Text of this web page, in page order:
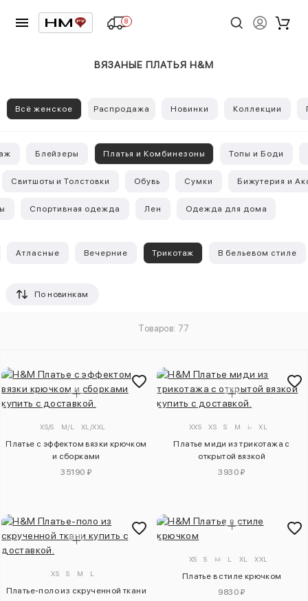
8
ВЯЗАНЫЕ ПЛАТЬЯ H&M
Всё женское Распродажа Новинки Коллекции
Блейзеры Платья и Комбинезоны Топы и Боди
Свитшоты и Толстовки Обувь Сумки Бижутерия и
Спортивная одежда Лен Одежда для дома
Атласные Вечерние Трикотаж В бельевом стиле
По новинкам
Товаров: 77
XS/S M/L XL/XXL
Платье с эффектом вязки крючком
и сборками
35190 ₽
XXS XS S M L XL
Платье миди из трикотажа с
открытой вязкой
3930 ₽
XS S M L
Платье-поло из скрученной ткани
XS S M L XL XXL
Платье в стиле крючком
9830 ₽